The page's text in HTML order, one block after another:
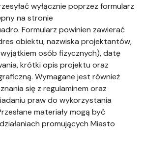
wyłącznie poprzez formularz
na stronie
Formularz powinien zawierać
obiektu, nazwiska projektantów,
osób fizycznych), datę
krótki opis projektu oraz
Wymagane jest również
się z regulaminem oraz
praw do wykorzystania
materiały mogą być
promujących Miasto